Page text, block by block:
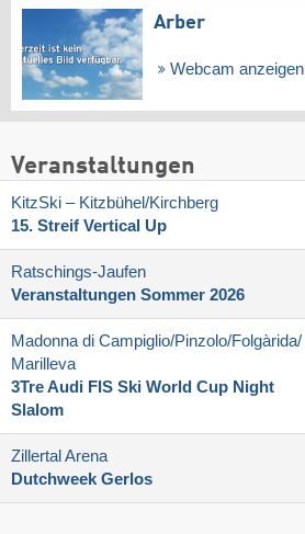
Arber
Webcam anzeigen
Veranstaltungen
KitzSki – Kitzbühel/​Kirchberg
15. Streif Vertical Up
Ratschings-Jaufen
Veranstaltungen Sommer 2026
Madonna di Campiglio/​Pinzolo/​Folgàrida/​
Marilleva
3Tre Audi FIS Ski World Cup Night
Slalom
Zillertal Arena
Dutchweek Gerlos